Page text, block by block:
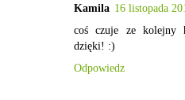
Kamila 16 listopada
coś czuje ze kolejny
dzięki! :)
Odpowiedz